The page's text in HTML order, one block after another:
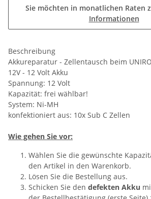
Sie möchten in monatlichen Raten
Informationen
Beschreibung
Akkureparatur - Zellentausch beim
12V - 12 Volt Akku
Spannung: 12 Volt
Kapazität: frei wählbar!
System: Ni-MH
konfektioniert aus: 10x Sub C Zellen
Wie gehen Sie vor:
Wählen Sie die gewünschte
den Artikel in den Warenkorb.
Lösen Sie die Bestellung aus.
Schicken Sie den defekten Akku